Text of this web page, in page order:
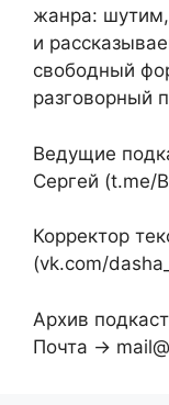
жанра:
и
свободный
разговорный
Ведущие
Сергей (t.me/
Корректор
(vk.com/
Архив
Почта →